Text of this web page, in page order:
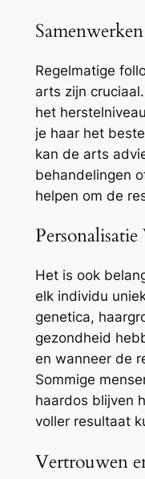
Regelmatige
arts zijn
het
je haar het
kan de arts
behandelingen
helpen om de
Het is ook
elk individu
genetica,
gezondheid
en wanneer de
Sommige
haardos blijven
voller resultaat
Vertrouwen